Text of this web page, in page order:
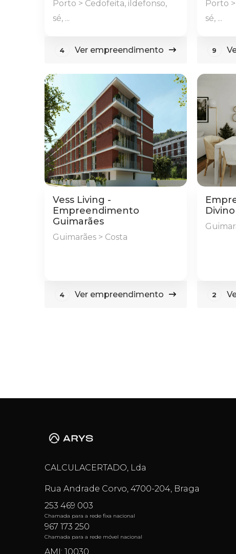
Porto > Cedofeita, ildefonso,
sé, ...
4 Ver empreendimento
Porto
sé, ...
9
Vess Living -
Empreendimento
Guimarães
Guimarães > Costa
4 Ver empreendimento
Divino
2
CALCULACERTADO, Lda
Rua Andrade Corvo, 4700-204, Braga
253 469 003
Chamada para a rede fixa nacional
967 173 250
Chamada para a rede móvel nacional
AMI: 10030